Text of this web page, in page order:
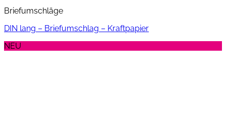
Briefumschläge
DIN lang – Briefumschlag – Kraftpapier
NEU